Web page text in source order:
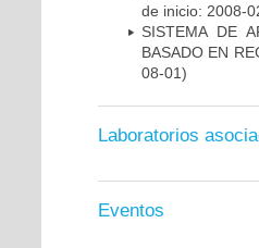
de inicio: 2008-
SISTEMA DE
BASADO EN
08-01)
Laboratorios
Eventos